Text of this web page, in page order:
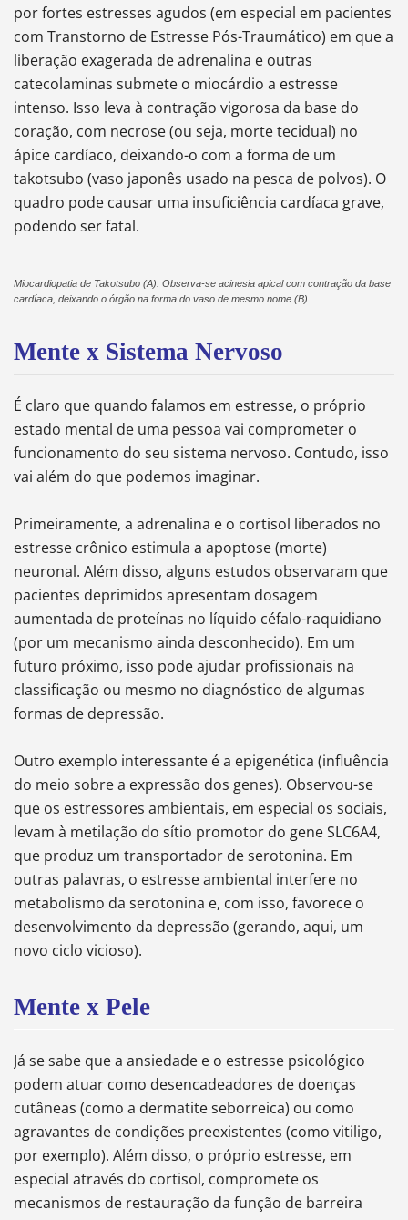
por fortes estresses agudos (em especial em pacientes
com Transtorno de Estresse Pós-Traumático) em que a
liberação exagerada de adrenalina e outras
catecolaminas submete o miocárdio a estresse
intenso. Isso leva à contração vigorosa da base do
coração, com necrose (ou seja, morte tecidual) no
ápice cardíaco, deixando-o com a forma de um
takotsubo (vaso japonês usado na pesca de polvos). O
quadro pode causar uma insuficiência cardíaca grave,
podendo ser fatal.
Miocardiopatia de Takotsubo (A). Observa-se acinesia apical com contração da base
cardíaca, deixando o órgão na forma do vaso de mesmo nome (B).
Mente x Sistema Nervoso
É claro que quando falamos em estresse, o próprio
estado mental de uma pessoa vai comprometer o
funcionamento do seu sistema nervoso. Contudo, isso
vai além do que podemos imaginar.
Primeiramente, a adrenalina e o cortisol liberados no
estresse crônico estimula a apoptose (morte)
neuronal. Além disso, alguns estudos observaram que
pacientes deprimidos apresentam dosagem
aumentada de proteínas no líquido céfalo-raquidiano
(por um mecanismo ainda desconhecido). Em um
futuro próximo, isso pode ajudar profissionais na
classificação ou mesmo no diagnóstico de algumas
formas de depressão.
Outro exemplo interessante é a epigenética (influência
do meio sobre a expressão dos genes). Observou-se
que os estressores ambientais, em especial os sociais,
levam à metilação do sítio promotor do gene SLC6A4,
que produz um transportador de serotonina. Em
outras palavras, o estresse ambiental interfere no
metabolismo da serotonina e, com isso, favorece o
desenvolvimento da depressão (gerando, aqui, um
novo ciclo vicioso).
Mente x Pele
Já se sabe que a ansiedade e o estresse psicológico
podem atuar como desencadeadores de doenças
cutâneas (como a dermatite seborreica) ou como
agravantes de condições preexistentes (como vitiligo,
por exemplo). Além disso, o próprio estresse, em
especial através do cortisol, compromete os
mecanismos de restauração da função de barreira